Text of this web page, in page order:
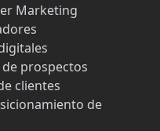
Marketing
prospectos
clientes
de